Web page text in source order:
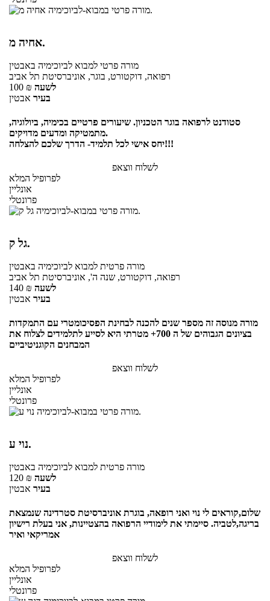
אחיה מ.
מורה פרטי למבוא לביוכימיה באבטין
רפואה, דוקטורט, בוגר, אוניברסיטת תל אביב
100 ₪ לשעה
בעיר אבטין
סטודנט לרפואה בוגר הטכניון. שיעורים פרטיים בכימיה, ביולוגיה,
מתמטיקה ומדעים מדויקים.
יחס אישי לכל תלמיד- הדרך שלכם להצלחה!!!
לשלוח ווצאפ
לפרופיל המלא
אונליין
פרונטלי
גל ק.
מורה פרטית למבוא לביוכימיה באבטין
רפואה, דוקטורט, שנה ה', אוניברסיטת תל אביב
140 ₪ לשעה
בעיר אבטין
מורה מנוסה זה מספר שנים להכנה לבחינת הפסיכומטרי עם התמקדות
בציונים הגבוהים של ה 700+ מטרתי היא לסייע לתלמידים לצלוח את
המבחנים הקוגניטיביים
לשלוח ווצאפ
לפרופיל המלא
אונליין
פרונטלי
נוי ע.
מורה פרטית למבוא לביוכימיה באבטין
120 ₪ לשעה
בעיר אבטין
שלום,קוראים לי נוי ואני רופאה, בוגרת אוניברסיטת סטרדינה שנמצאת
בריגה,לטביה. סיימתי את לימודיי הרפואה בהצטיינות, אני בעלת רישיון
אמריקאי ואיר
לשלוח ווצאפ
לפרופיל המלא
אונליין
פרונטלי